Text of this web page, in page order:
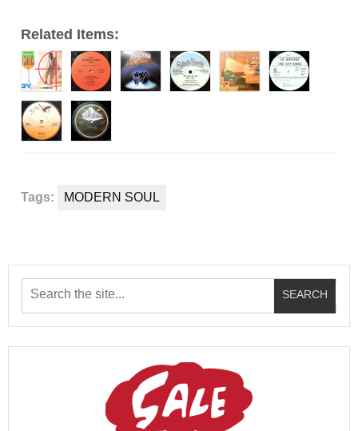
Related Items:
Tags: MODERN SOUL